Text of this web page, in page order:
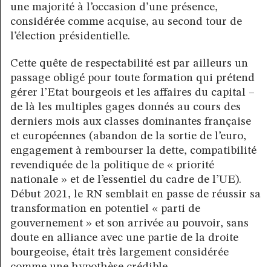
une majorité à l’occasion d’une présence,
considérée comme acquise, au second tour de
l’élection présidentielle.
Cette quête de respectabilité est par ailleurs un
passage obligé pour toute formation qui prétend
gérer l’Etat bourgeois et les affaires du capital –
de là les multiples gages donnés au cours des
derniers mois aux classes dominantes française
et européennes (abandon de la sortie de l’euro,
engagement à rembourser la dette, compatibilité
revendiquée de la politique de « priorité
nationale » et de l’essentiel du cadre de l’UE).
Début 2021, le RN semblait en passe de réussir sa
transformation en potentiel « parti de
gouvernement » et son arrivée au pouvoir, sans
doute en alliance avec une partie de la droite
bourgeoise, était très largement considérée